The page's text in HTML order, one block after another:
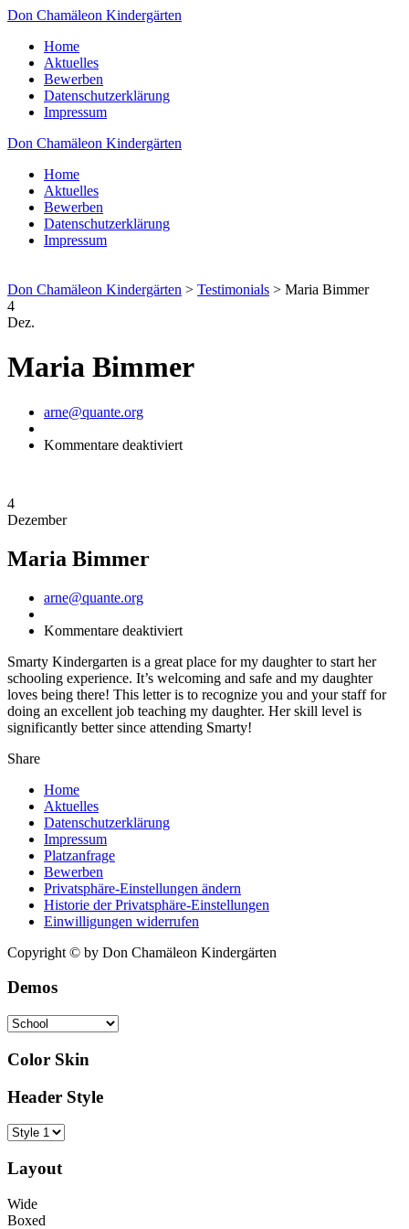
Don Chamäleon Kindergärten
Home
Aktuelles
Bewerben
Datenschutzerklärung
Impressum
Don Chamäleon Kindergärten
Home
Aktuelles
Bewerben
Datenschutzerklärung
Impressum
Don Chamäleon Kindergärten > Testimonials > Maria Bimmer
4
Dez.
Maria Bimmer
Author
arne@quante.org
Kommentare deaktiviertfür
4
Dezember
Maria Bimmer
Author
arne@quante.org
Kommentare deaktiviertfür
Bimmer
Smarty Kindergarten is a great place for my daughter to start her
schooling experience. It’s welcoming and safe and my daughter
loves being there! This letter is to recognize you and your staff for
doing an excellent job teaching my daughter. Her skill level is
significantly better since attending Smarty!
Share
Home
Aktuelles
Datenschutzerklärung
Impressum
Platzanfrage
Bewerben
Privatsphäre-Einstellungen ändern
Historie der Privatsphäre-Einstellungen
Einwilligungen widerrufen
Copyright © by Don Chamäleon Kindergärten
Demos
Color Skin
Header Style
Layout
Wide
Boxed